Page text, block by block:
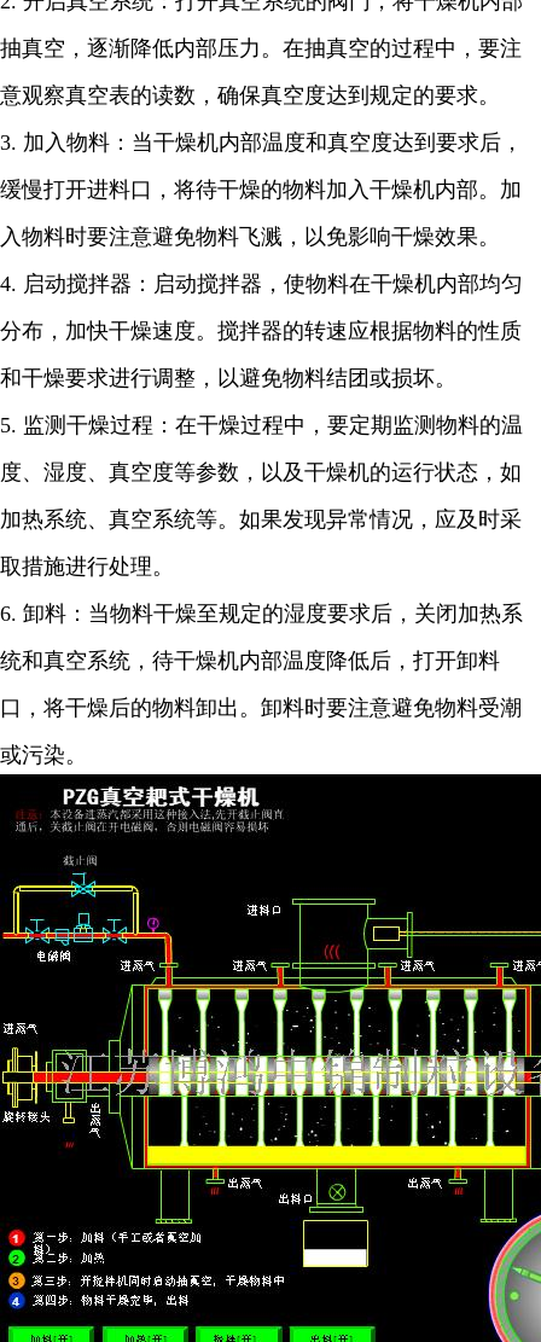
抽真空，逐渐降低内部压力。在抽真空的过程中，要注
意观察真空表的读数，确保真空度达到规定的要求。
3. 加入物料：当干燥机内部温度和真空度达到要求后，
缓慢打开进料口，将待干燥的物料加入干燥机内部。加
入物料时要注意避免物料飞溅，以免影响干燥效果。
4. 启动搅拌器：启动搅拌器，使物料在干燥机内部均匀
分布，加快干燥速度。搅拌器的转速应根据物料的性质
和干燥要求进行调整，以避免物料结团或损坏。
5. 监测干燥过程：在干燥过程中，要定期监测物料的温
度、湿度、真空度等参数，以及干燥机的运行状态，如
加热系统、真空系统等。如果发现异常情况，应及时采
取措施进行处理。
6. 卸料：当物料干燥至规定的湿度要求后，关闭加热系
统和真空系统，待干燥机内部温度降低后，打开卸料
口，将干燥后的物料卸出。卸料时要注意避免物料受潮
或污染。